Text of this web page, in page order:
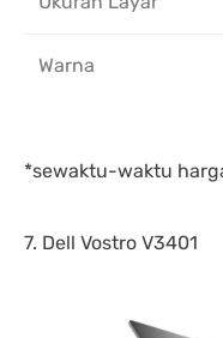
Warna
*sewaktu-waktu
7. Dell Vostro V3401